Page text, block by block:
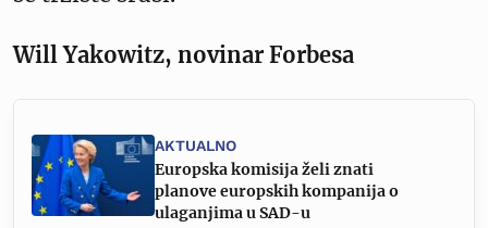
Will Yakowitz, novinar Forbesa
AKTUALNO
Europska komisija želi znati
planove europskih kompanija o
ulaganjima u SAD-u